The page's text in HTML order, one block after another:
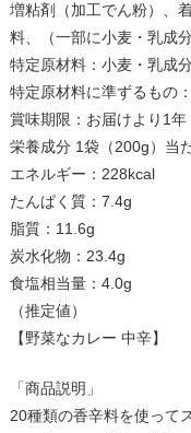
増粘剤（加工でん粉）、
料、（一部に小麦・乳成
特定原材料：小麦・乳成
特定原材料に準ずるもの
賞味期限：お届けより1年
栄養成分 1袋（200g）当
エネルギー：228kcal
たんぱく質：7.4g
脂質：11.6g
炭水化物：23.4g
食塩相当量：4.0g
（推定値）
【野菜なカレー 中辛】
「商品説明」
20種類の香辛料を使って